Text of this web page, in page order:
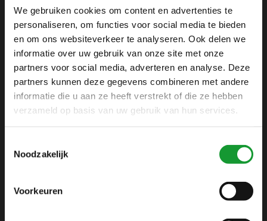
We gebruiken cookies om content en advertenties te
personaliseren, om functies voor social media te bieden
en om ons websiteverkeer te analyseren. Ook delen we
informatie over uw gebruik van onze site met onze
partners voor social media, adverteren en analyse. Deze
partners kunnen deze gegevens combineren met andere
informatie die u aan ze heeft verstrekt of die ze hebben
verzameld op basis van uw gebruik van hun services.
Noodzakelijk
Voorkeuren
Webshop voor mannen
Zijlijnstraat 24
1433 DC
+31 6 42 52 32 80
+31 6 42 52 32 80